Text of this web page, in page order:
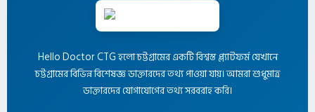
Hello Doctor CTG হলো চট্টগ্রামের একটি বিশ্বস্ত প্ল্যাটফর্ম যেখানে
চট্টগ্রামের বিভিন্ন বিশেষজ্ঞ ডাক্তারদের তথ্য পাওয়া যায়। আমরা শুধুমাত্র
ডাক্তারদের যোগাযোগের তথ্য সরবরাহ করি।